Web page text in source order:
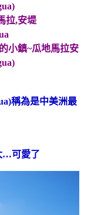
拉,安堤
稱為是中美洲最
…可愛了